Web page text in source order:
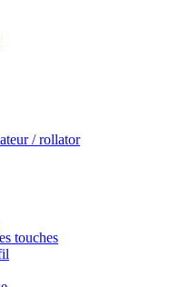
/ rollator
touches